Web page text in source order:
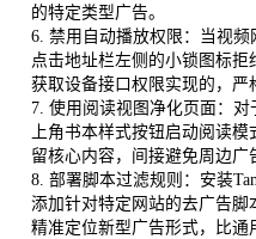
的特定类型广告。
6. 禁用自动播放权限：当视频
点击地址栏左侧的小锁图标
获取设备接口权限实现的，严
7. 使用阅读视图净化页面：
上角书本样式按钮启动阅读
留核心内容，间接避免周边广
8. 部署脚本过滤规则：安装
添加针对特定网站的去广告
精准定位新型广告形式，比